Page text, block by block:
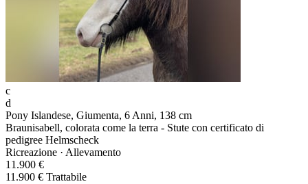
c
d
Pony Islandese, Giumenta, 6 Anni, 138 cm
Braunisabell, colorata come la terra - Stute con certificato di
pedigree Helmscheck
Ricreazione · Allevamento
11.900 €
11.900 € Trattabile